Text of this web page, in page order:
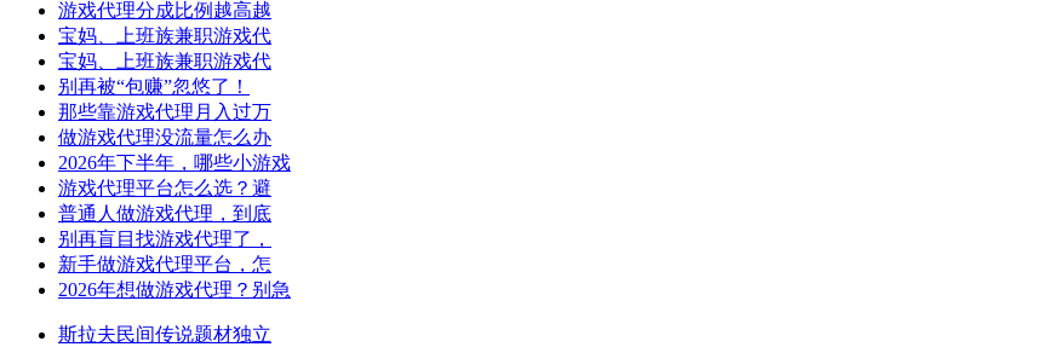
游戏代理分成比例越高越
宝妈、上班族兼职游戏代
宝妈、上班族兼职游戏代
别再被“包赚”忽悠了！
那些靠游戏代理月入过万
做游戏代理没流量怎么办
2026年下半年，哪些小游戏
游戏代理平台怎么选？避
普通人做游戏代理，到底
别再盲目找游戏代理了，
新手做游戏代理平台，怎
2026年想做游戏代理？别急
斯拉夫民间传说题材独立